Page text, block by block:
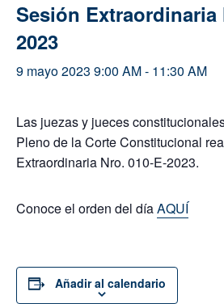
Sesión Extraordinaria
2023
9 mayo 2023 9:00 AM- 11:30 AM
Las juezas y jueces
Pleno de la Corte Constitucional
Extraordinaria Nro. 010-E-2023.
Conoce el orden del díaAQUÍ
Añadir al calendario